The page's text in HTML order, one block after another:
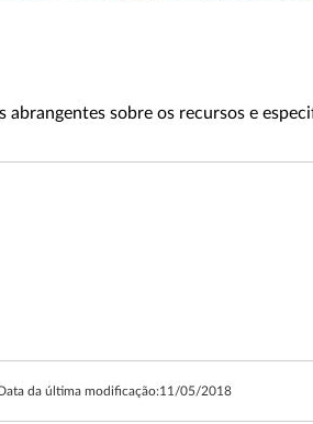
abrangentes sobre os recursos e
da última modificação:11/05/2018